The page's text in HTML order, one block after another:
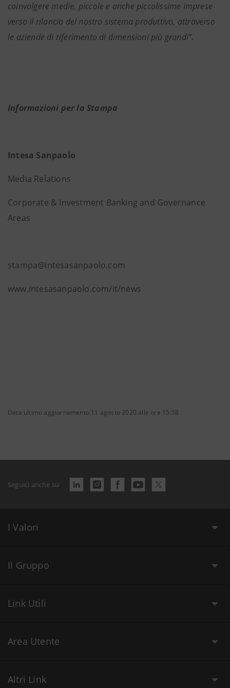
coinvolgere medie, piccole e anche piccolissime imprese
verso il rilancio del nostro sistema produttivo, attraverso
le aziende di riferimento di dimensioni più grandi”.
Informazioni per la Stampa
Intesa Sanpaolo
Media Relations
Corporate & Investment Banking and Governance
Areas
stampa@intesasanpaolo.com
www.intesasanpaolo.com/it/news
Data ultimo aggiornamento 11 agosto 2020 alle ore 15:58
Seguici anche su
I Valori
Il Gruppo
Link Utili
Area Utente
Altri Link